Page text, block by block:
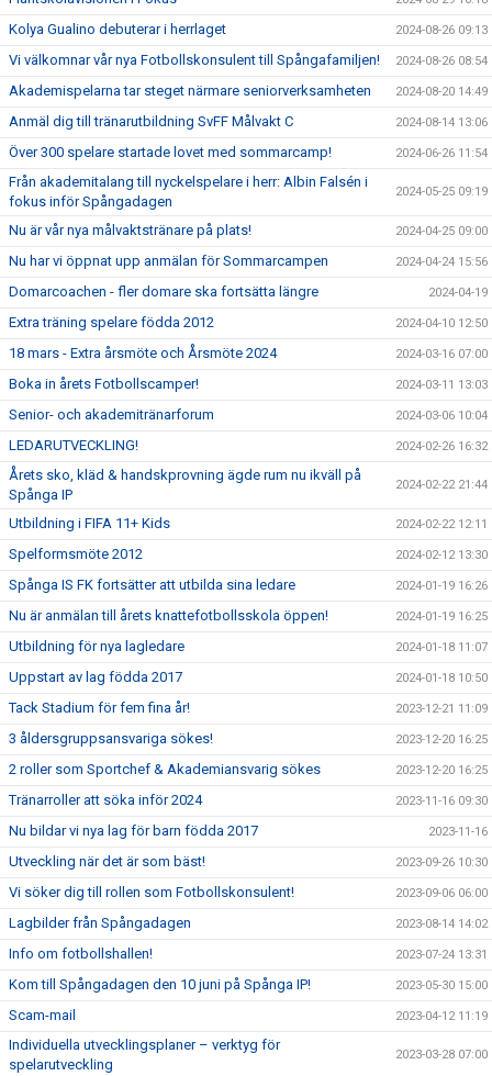
Kolya Gualino debuterar i herrlaget 2024-08-26 09:13
Vi välkomnar vår nya Fotbollskonsulent till Spångafamiljen! 2024-08-26 08:54
Akademispelarna tar steget närmare seniorverksamheten 2024-08-20 14:49
Anmäl dig till tränarutbildning SvFF Målvakt C 2024-08-14 13:06
Över 300 spelare startade lovet med sommarcamp! 2024-06-26 11:54
Från akademitalang till nyckelspelare i herr: Albin Falsén i
fokus inför Spångadagen
2024-05-25 09:19
Nu är vår nya målvaktstränare på plats! 2024-04-25 09:00
Nu har vi öppnat upp anmälan för Sommarcampen 2024-04-24 15:56
Domarcoachen - fler domare ska fortsätta längre 2024-04-19
Extra träning spelare födda 2012 2024-04-10 12:50
18 mars - Extra årsmöte och Årsmöte 2024 2024-03-16 07:00
Boka in årets Fotbollscamper! 2024-03-11 13:03
Senior- och akademitränarforum 2024-03-06 10:04
LEDARUTVECKLING! 2024-02-26 16:32
Årets sko, kläd & handskprovning ägde rum nu ikväll på
Spånga IP
2024-02-22 21:44
Utbildning i FIFA 11+ Kids 2024-02-22 12:11
Spelformsmöte 2012 2024-02-12 13:30
Spånga IS FK fortsätter att utbilda sina ledare 2024-01-19 16:26
Nu är anmälan till årets knattefotbollsskola öppen! 2024-01-19 16:25
Utbildning för nya lagledare 2024-01-18 11:07
Uppstart av lag födda 2017 2024-01-18 10:50
Tack Stadium för fem fina år! 2023-12-21 11:09
3 åldersgruppsansvariga sökes! 2023-12-20 16:25
2 roller som Sportchef & Akademiansvarig sökes 2023-12-20 16:25
Tränarroller att söka inför 2024 2023-11-16 09:30
Nu bildar vi nya lag för barn födda 2017 2023-11-16
Utveckling när det är som bäst! 2023-09-26 10:30
Vi söker dig till rollen som Fotbollskonsulent! 2023-09-06 06:00
Lagbilder från Spångadagen 2023-08-14 14:02
Info om fotbollshallen! 2023-07-24 13:31
Kom till Spångadagen den 10 juni på Spånga IP! 2023-05-30 15:00
Scam-mail 2023-04-12 11:19
Individuella utvecklingsplaner – verktyg för
spelarutveckling
2023-03-28 07:00